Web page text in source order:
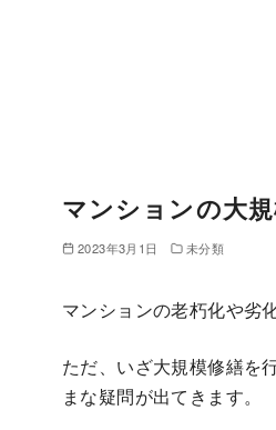
マンションの大
2023年3月1日 未分類
マンションの老朽化や劣
ただ、いざ大規模修繕を
まな疑問が出てきます。